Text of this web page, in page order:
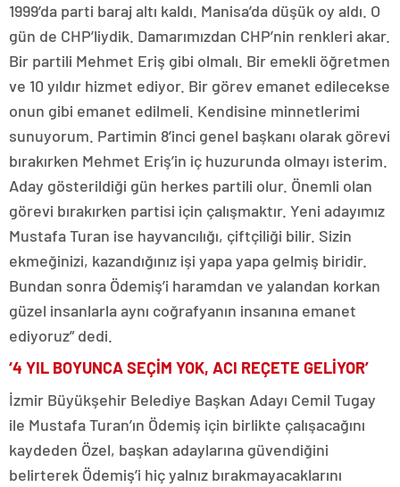
1999’da parti baraj altı kaldı. Manisa’da düşük oy aldı. O
gün de CHP’liydik. Damarımızdan CHP’nin renkleri akar.
Bir partili Mehmet Eriş gibi olmalı. Bir emekli öğretmen
ve 10 yıldır hizmet ediyor. Bir görev emanet edilecekse
onun gibi emanet edilmeli. Kendisine minnetlerimi
sunuyorum. Partimin 8’inci genel başkanı olarak görevi
bırakırken Mehmet Eriş’in iç huzurunda olmayı isterim.
Aday gösterildiği gün herkes partili olur. Önemli olan
görevi bırakırken partisi için çalışmaktır. Yeni adayımız
Mustafa Turan ise hayvancılığı, çiftçiliği bilir. Sizin
ekmeğinizi, kazandığınız işi yapa yapa gelmiş biridir.
Bundan sonra Ödemiş’i haramdan ve yalandan korkan
güzel insanlarla aynı coğrafyanın insanına emanet
ediyoruz” dedi.
‘4 YIL BOYUNCA SEÇİM YOK, ACI REÇETE GELİYOR’
İzmir Büyükşehir Belediye Başkan Adayı Cemil Tugay
ile Mustafa Turan’ın Ödemiş için birlikte çalışacağını
kaydeden Özel, başkan adaylarına güvendiğini
belirterek Ödemiş’i hiç yalnız bırakmayacaklarını